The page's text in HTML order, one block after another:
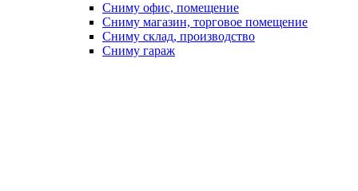
Сниму офис, помещение
Сниму магазин, торговое помещение
Сниму склад, производство
Сниму гараж